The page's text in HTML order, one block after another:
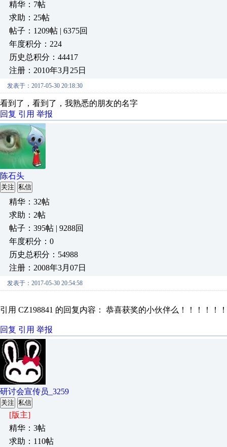
精华：7帖
求助：25帖
帖子：1209帖 | 6375回
年度积分：224
历史总积分：44417
注册：2010年3月25日
发表于：2017-05-30 20:18:30
看到了，看到了，我熟悉的朋友的名字
回复 引用 举报
陈石头
关注 私信
精华：32帖
求助：2帖
帖子：395帖 | 9288回
年度积分：0
历史总积分：54988
注册：2008年3月07日
发表于：2017-05-30 20:54:58
引用 CZ198841 的回复内容： 恭喜获奖的小伙伴么！！！！！
回复 引用 举报
研讨会宣传员_3259
关注 私信
[版主]
精华：3帖
求助：110帖